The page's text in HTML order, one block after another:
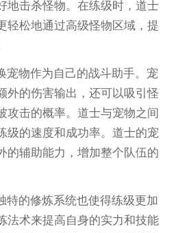
地击杀怪物。在练级时，道士
轻松地通过高级怪物区域，提
宠物作为自己的战斗助手。宠
外的伤害输出，还可以吸引怪
攻击的概率。道士与宠物之间
级的速度和成功率。道士的宠
的辅助能力，增加整个队伍的
特的修炼系统也使得练级更加
法术来提高自身的实力和技能